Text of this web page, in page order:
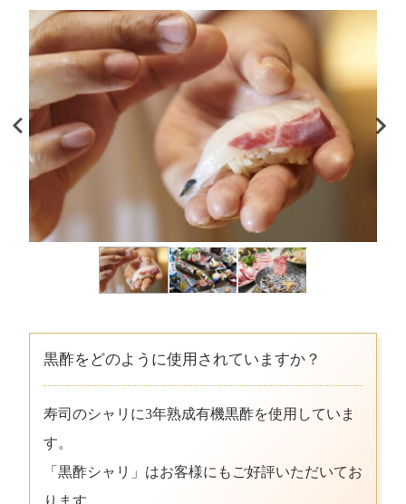
黒酢をどのように使用されていますか？
寿司のシャリに3年熟成有機黒酢を使用していま
す。
「黒酢シャリ」はお客様にもご好評いただいてお
ります。